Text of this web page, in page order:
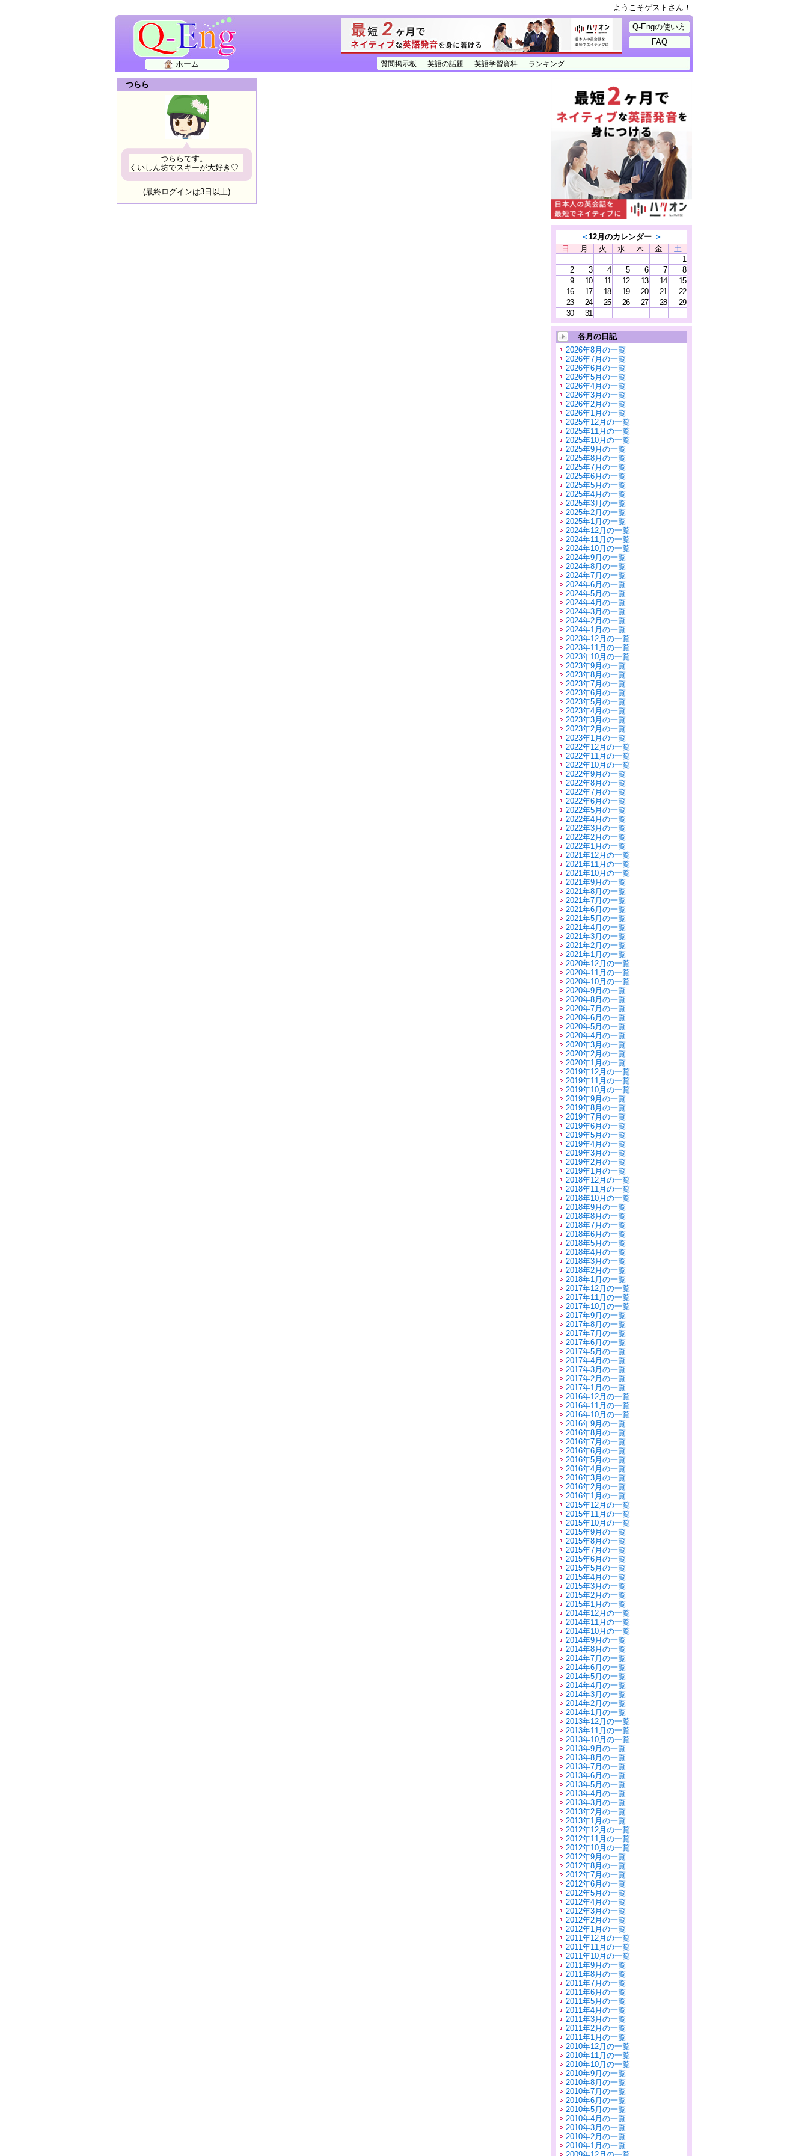
ようこそゲストさん！
質問掲示板 英語の話題 英語学習資料 ランキング
ホーム
Q-Engの使い方
FAQ
つらら
つららです。
くいしん坊でスキーが大好き♡
(最終ログインは3日以上)
＜12月のカレンダー ＞
日
月 火 水 木 金
土
1
2
3 4 5 6 7
8
9
10 11 12 13 14
15
16
17 18 19 20 21
22
23
24 25 26 27 28
29
30
31
各月の日記
2026年8月の一覧
2026年7月の一覧
2026年6月の一覧
2026年5月の一覧
2026年4月の一覧
2026年3月の一覧
2026年2月の一覧
2026年1月の一覧
2025年12月の一覧
2025年11月の一覧
2025年10月の一覧
2025年9月の一覧
2025年8月の一覧
2025年7月の一覧
2025年6月の一覧
2025年5月の一覧
2025年4月の一覧
2025年3月の一覧
2025年2月の一覧
2025年1月の一覧
2024年12月の一覧
2024年11月の一覧
2024年10月の一覧
2024年9月の一覧
2024年8月の一覧
2024年7月の一覧
2024年6月の一覧
2024年5月の一覧
2024年4月の一覧
2024年3月の一覧
2024年2月の一覧
2024年1月の一覧
2023年12月の一覧
2023年11月の一覧
2023年10月の一覧
2023年9月の一覧
2023年8月の一覧
2023年7月の一覧
2023年6月の一覧
2023年5月の一覧
2023年4月の一覧
2023年3月の一覧
2023年2月の一覧
2023年1月の一覧
2022年12月の一覧
2022年11月の一覧
2022年10月の一覧
2022年9月の一覧
2022年8月の一覧
2022年7月の一覧
2022年6月の一覧
2022年5月の一覧
2022年4月の一覧
2022年3月の一覧
2022年2月の一覧
2022年1月の一覧
2021年12月の一覧
2021年11月の一覧
2021年10月の一覧
2021年9月の一覧
2021年8月の一覧
2021年7月の一覧
2021年6月の一覧
2021年5月の一覧
2021年4月の一覧
2021年3月の一覧
2021年2月の一覧
2021年1月の一覧
2020年12月の一覧
2020年11月の一覧
2020年10月の一覧
2020年9月の一覧
2020年8月の一覧
2020年7月の一覧
2020年6月の一覧
2020年5月の一覧
2020年4月の一覧
2020年3月の一覧
2020年2月の一覧
2020年1月の一覧
2019年12月の一覧
2019年11月の一覧
2019年10月の一覧
2019年9月の一覧
2019年8月の一覧
2019年7月の一覧
2019年6月の一覧
2019年5月の一覧
2019年4月の一覧
2019年3月の一覧
2019年2月の一覧
2019年1月の一覧
2018年12月の一覧
2018年11月の一覧
2018年10月の一覧
2018年9月の一覧
2018年8月の一覧
2018年7月の一覧
2018年6月の一覧
2018年5月の一覧
2018年4月の一覧
2018年3月の一覧
2018年2月の一覧
2018年1月の一覧
2017年12月の一覧
2017年11月の一覧
2017年10月の一覧
2017年9月の一覧
2017年8月の一覧
2017年7月の一覧
2017年6月の一覧
2017年5月の一覧
2017年4月の一覧
2017年3月の一覧
2017年2月の一覧
2017年1月の一覧
2016年12月の一覧
2016年11月の一覧
2016年10月の一覧
2016年9月の一覧
2016年8月の一覧
2016年7月の一覧
2016年6月の一覧
2016年5月の一覧
2016年4月の一覧
2016年3月の一覧
2016年2月の一覧
2016年1月の一覧
2015年12月の一覧
2015年11月の一覧
2015年10月の一覧
2015年9月の一覧
2015年8月の一覧
2015年7月の一覧
2015年6月の一覧
2015年5月の一覧
2015年4月の一覧
2015年3月の一覧
2015年2月の一覧
2015年1月の一覧
2014年12月の一覧
2014年11月の一覧
2014年10月の一覧
2014年9月の一覧
2014年8月の一覧
2014年7月の一覧
2014年6月の一覧
2014年5月の一覧
2014年4月の一覧
2014年3月の一覧
2014年2月の一覧
2014年1月の一覧
2013年12月の一覧
2013年11月の一覧
2013年10月の一覧
2013年9月の一覧
2013年8月の一覧
2013年7月の一覧
2013年6月の一覧
2013年5月の一覧
2013年4月の一覧
2013年3月の一覧
2013年2月の一覧
2013年1月の一覧
2012年12月の一覧
2012年11月の一覧
2012年10月の一覧
2012年9月の一覧
2012年8月の一覧
2012年7月の一覧
2012年6月の一覧
2012年5月の一覧
2012年4月の一覧
2012年3月の一覧
2012年2月の一覧
2012年1月の一覧
2011年12月の一覧
2011年11月の一覧
2011年10月の一覧
2011年9月の一覧
2011年8月の一覧
2011年7月の一覧
2011年6月の一覧
2011年5月の一覧
2011年4月の一覧
2011年3月の一覧
2011年2月の一覧
2011年1月の一覧
2010年12月の一覧
2010年11月の一覧
2010年10月の一覧
2010年9月の一覧
2010年8月の一覧
2010年7月の一覧
2010年6月の一覧
2010年5月の一覧
2010年4月の一覧
2010年3月の一覧
2010年2月の一覧
2010年1月の一覧